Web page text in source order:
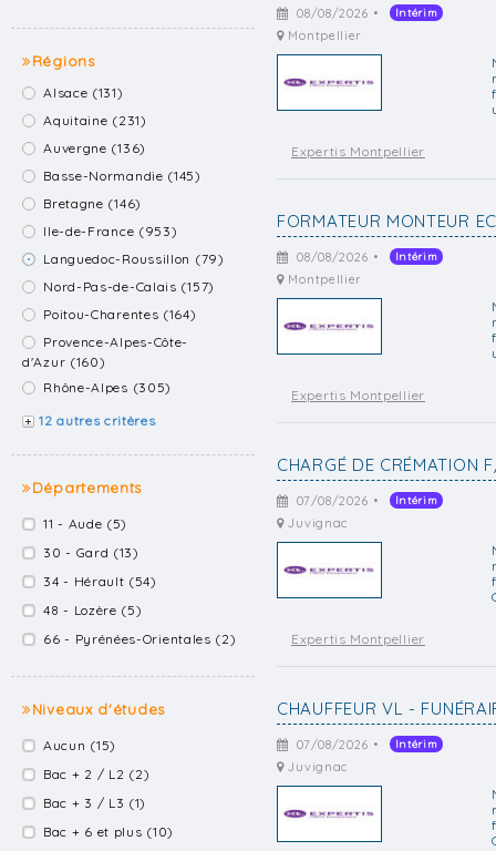
Régions
Alsace (131)
Aquitaine (231)
Auvergne (136)
Basse-Normandie (145)
Bretagne (146)
Ile-de-France (953)
Languedoc-Roussillon (79)
Nord-Pas-de-Calais (157)
Poitou-Charentes (164)
Provence-Alpes-Côte-
d'Azur (160)
Rhône-Alpes (305)
12 autres critères
Départements
11 - Aude (5)
30 - Gard (13)
34 - Hérault (54)
48 - Lozère (5)
66 - Pyrénées-Orientales (2)
Niveaux d'études
Aucun (15)
Bac + 2 / L2 (2)
Bac + 3 / L3 (1)
Bac + 6 et plus (10)
08/08/2026 • Intérim
Montpellier
Expertis Montpellier
FORMATEUR MONTEUR
08/08/2026 • Intérim
Montpellier
Expertis Montpellier
CHARGÉ DE CRÉMATION
07/08/2026 • Intérim
Juvignac
Expertis Montpellier
CHAUFFEUR VL -
07/08/2026 • Intérim
Juvignac